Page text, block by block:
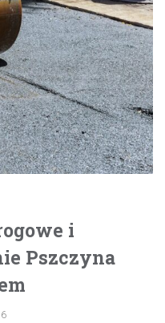
i
Pszczyna